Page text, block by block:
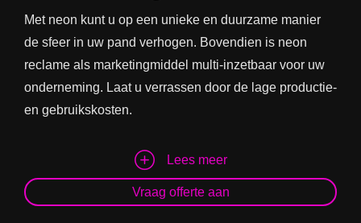
Met neon kunt u op een unieke en duurzame manier
de sfeer in uw pand verhogen. Bovendien is neon
reclame als marketingmiddel multi-inzetbaar voor uw
onderneming. Laat u verrassen door de lage productie-
en gebruikskosten.
Lees meer
Vraag offerte aan